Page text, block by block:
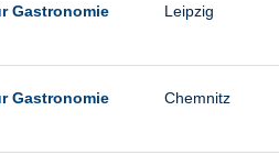
Gastronomie
Leipzig
Gastronomie
Chemnitz